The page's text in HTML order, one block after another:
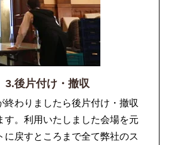
3.後片付け・撤収
終わりましたら後片付け・撤収
す。利用いたしました会場を元
に戻すところまで全て弊社のス